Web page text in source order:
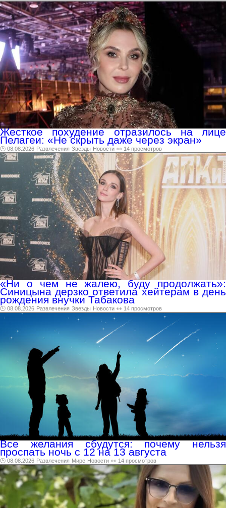
Жесткое похудение отразилось на лице
Пелагеи: «Не скрыть даже через экран»
🕑 08.08.2026 Развлечения Звезды Новости 👀 14 просмотров
«Ни о чем не жалею, буду продолжать»:
Синицына дерзко ответила хейтерам в день
рождения внучки Табакова
🕑 08.08.2026 Развлечения Звезды Новости 👀 14 просмотров
Все желания сбудутся: почему нельзя
проспать ночь с 12 на 13 августа
🕑 08.08.2026 Развлечения Мире Новости 👀 14 просмотров